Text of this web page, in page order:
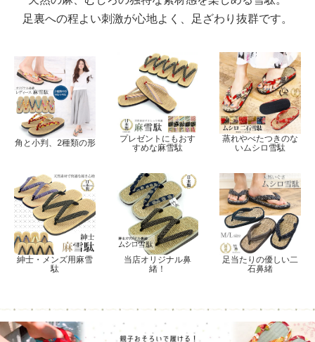
足裏への程よい刺激が心地よく、足ざわり抜群です。
角と小判、2種類の形
プレゼントにもおす
すめな麻雪駄
蒸れやべたつきのな
いムシロ雪駄
紳士・メンズ用麻雪
駄
当店オリジナル鼻
緒！
足当たりの優しい二
石鼻緒